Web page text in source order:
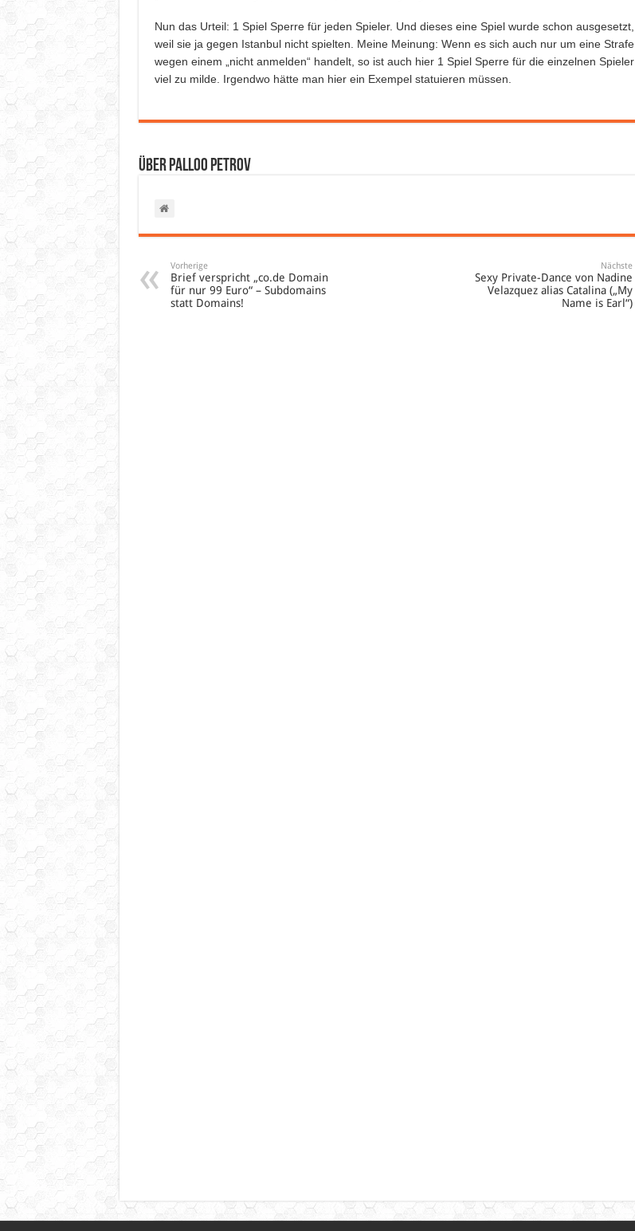
Nun das Urteil: 1 Spiel Sperre für jeden Spieler. Und dieses eine Spiel wurde schon ausgesetzt,
weil sie ja gegen Istanbul nicht spielten. Meine Meinung: Wenn es sich auch nur um eine Strafe
wegen einem „nicht anmelden“ handelt, so ist auch hier 1 Spiel Sperre für die einzelnen Spieler
viel zu milde. Irgendwo hätte man hier ein Exempel statuieren müssen.
Über Palloo Petrov
Vorherige
Brief verspricht „co.de Domain
für nur 99 Euro“ – Subdomains
statt Domains!
Nächste
Sexy Private-Dance von Nadine
Velazquez alias Catalina („My
Name is Earl“)